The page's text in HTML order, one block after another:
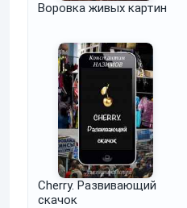
Воровка живых картин
Cherry. Развивающий
скачок